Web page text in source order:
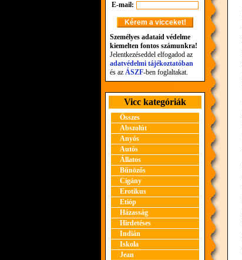
E-mail:
Személyes adataid védelme
kiemelten fontos számunkra!
Jelentkezéseddel elfogadod az
adatvédelmi tájékoztatóban
és az ÁSZF-ben foglaltakat.
Vicc kategóriák
Összes
Abszolút
Anyós
Autós
Állatos
Bűnözős
Cigány
Erotikus
Etióp
Házasság
Hirdetéses
Indián
Iskola
Jean